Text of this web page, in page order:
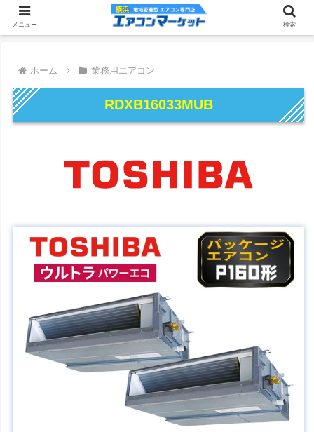
ホーム 業務用エアコン
RDXB16033MUB
メニュー 検索